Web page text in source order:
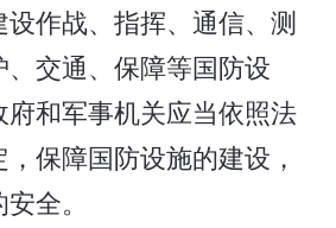
作战、指挥、通信、测
交通、保障等国防设
和军事机关应当依照法
保障国防设施的建设，
全。